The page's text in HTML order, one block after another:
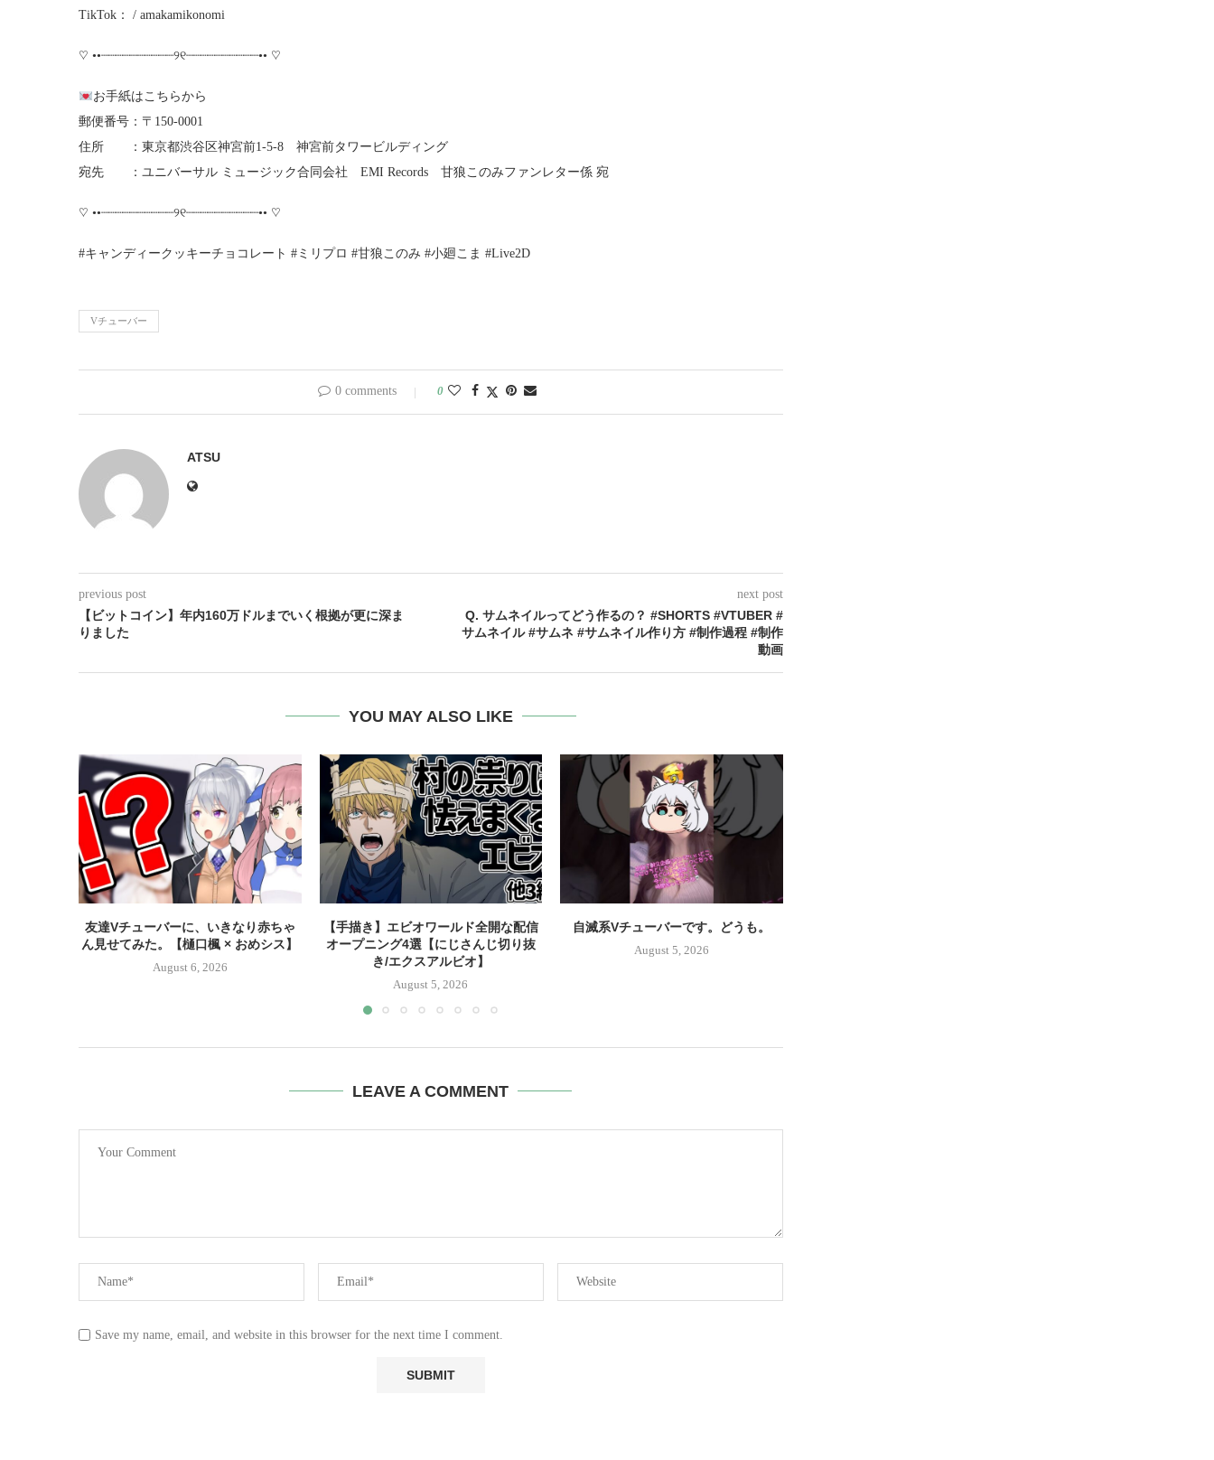
TikTok： / amakamikonomi
♡ ••┈┈┈┈┈┈┈┈┈┈୨୧┈┈┈┈┈┈┈┈┈┈•• ♡
お手紙はこちらから
郵便番号：〒150-0001
住所 ：東京都渋谷区神宮前1-5-8 神宮前タワービルディング
宛先 ：ユニバーサル ミュージック合同会社 EMI Records 甘狼このみファンレター係 宛
♡ ••┈┈┈┈┈┈┈┈┈┈୨୧┈┈┈┈┈┈┈┈┈┈•• ♡
#キャンディークッキーチョコレート #ミリプロ #甘狼このみ #小廻こま #Live2D
Vチューバー
0 comments 0
ATSU
previous post
【ビットコイン】年内160万ドルまでいく根拠が更に深ま
りました
next post
Q. サムネイルってどう作るの？ #SHORTS #VTUBER #
サムネイル #サムネ #サムネイル作り方 #制作過程 #制作
動画
YOU MAY ALSO LIKE
友達Vチューバーに、いきなり赤ちゃ
ん見せてみた。【樋口楓 × おめシス】
August 6, 2026
【手描き】エビオワールド全開な配信
オープニング4選【にじさんじ切り抜
き/エクスアルビオ】
August 5, 2026
自滅系Vチューバーです。どうも。
August 5, 2026
LEAVE A COMMENT
Save my name, email, and website in this browser for the next time I comment.